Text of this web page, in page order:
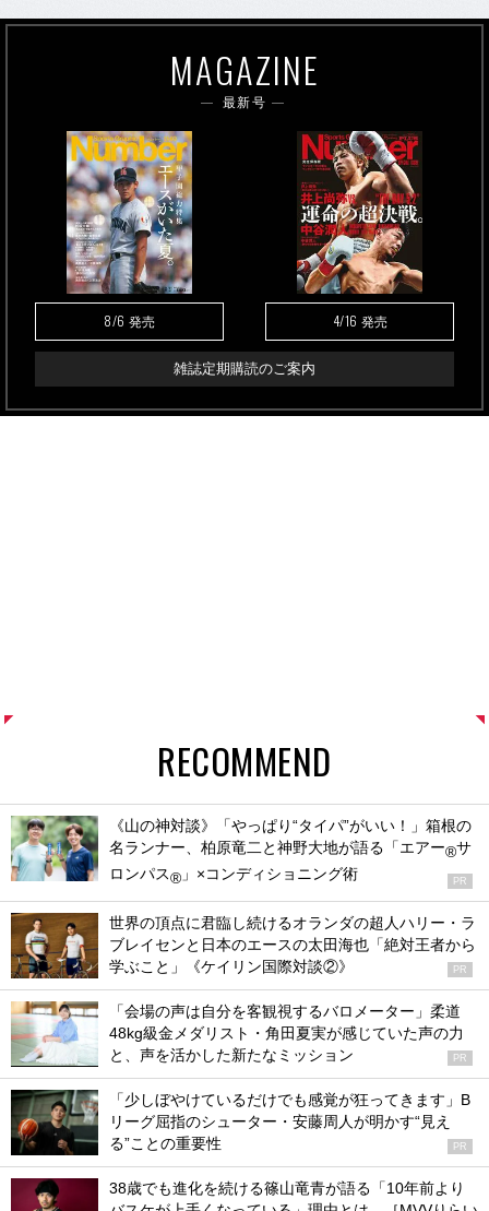
MAGAZINE
最新号
8/6 発売 4/16 発売
雑誌定期購読のご案内
RECOMMEND
《山の神対談》「やっぱり“タイパ”がいい！」箱根の
名ランナー、柏原竜二と神野大地が語る「エアー®サ
ロンパス® 」×コンディショニング術 PR
世界の頂点に君臨し続けるオランダの超人ハリー・ラ
ブレイセンと日本のエースの太田海也「絶対王者から
学ぶこと」《ケイリン国際対談②》
PR
「会場の声は自分を客観視するバロメーター」柔道
48kg級金メダリスト・角田夏実が感じていた声の力
と、声を活かした新たなミッション
PR
「少しぼやけているだけでも感覚が狂ってきます」B
リーグ屈指のシューター・安藤周人が明かす“見え
る”ことの重要性
PR
38歳でも進化を続ける篠山竜青が語る「10年前より